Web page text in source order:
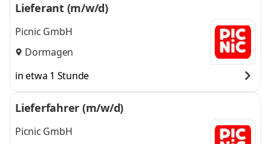
Lieferant (m/w/d)
Picnic GmbH
Dormagen
in etwa 1 Stunde
Lieferfahrer (m/w/d)
Picnic GmbH